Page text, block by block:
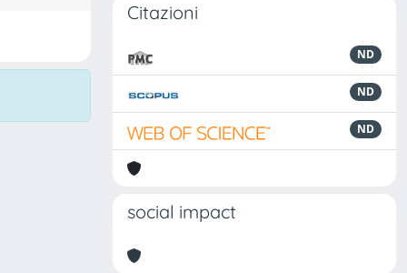
Citazioni
ND
ND
ND
social impact